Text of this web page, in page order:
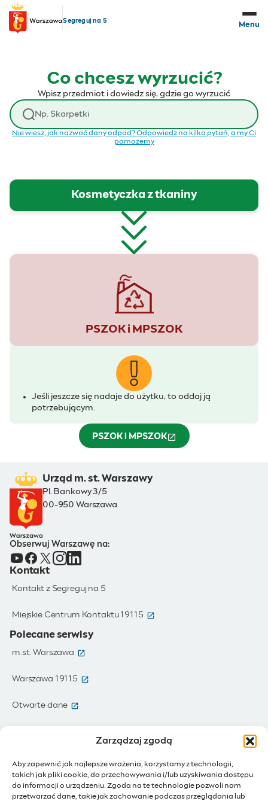
Zarządzaj zgodą
Aby zapewnić jak najlepsze wrażenia, korzystamy z technologii,
takich jak pliki cookie, do przechowywania i/lub uzyskiwania dostępu
do informacji o urządzeniu. Zgoda na te technologie pozwoli nam
przetwarzać dane, takie jak zachowanie podczas przeglądania lub
Przejdź do treści
Segreguj na 5
Menu
Co chcesz wyrzucić?
Wpisz przedmiot i dowiedz się, gdzie go wyrzucić
Wyszukaj odpad
Nie wiesz, jak nazwać dany odpad? Odpowiedz na kilka pytań, a my Ci
pomożemy
Kosmetyczka z tkaniny
PSZOK i MPSZOK
Jeśli jeszcze się nadaje do użytku, to oddaj ją
potrzebującym.
PSZOK i MPSZOK
(otwiera się w nowym oknie)
Urząd m. st. Warszawy
Pl. Bankowy 3/5
00-950 Warszawa
Obserwuj Warszawę na:
Kontakt
Kontakt z Segreguj na 5
Miejskie Centrum Kontaktu 19115 (otwiera się w nowym oknie)
Polecane serwisy
m.st. Warszawa (otwiera się w nowym oknie)
Warszawa 19115 (otwiera się w nowym oknie)
Otwarte dane
IoT - Internet rzeczy (otwiera się w nowym oknie)